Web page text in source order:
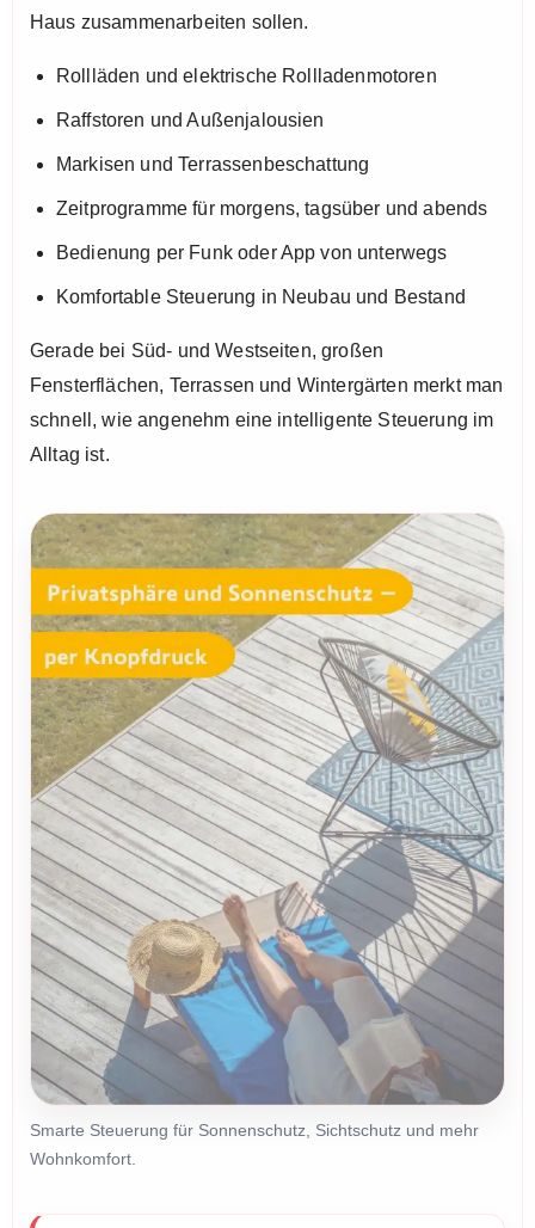
Haus zusammenarbeiten sollen.
Rollläden und elektrische Rollladenmotoren
Raffstoren und Außenjalousien
Markisen und Terrassenbeschattung
Zeitprogramme für morgens, tagsüber und abends
Bedienung per Funk oder App von unterwegs
Komfortable Steuerung in Neubau und Bestand
Gerade bei Süd- und Westseiten, großen
Fensterflächen, Terrassen und Wintergärten merkt man
schnell, wie angenehm eine intelligente Steuerung im
Alltag ist.
Smarte Steuerung für Sonnenschutz, Sichtschutz und mehr
Wohnkomfort.